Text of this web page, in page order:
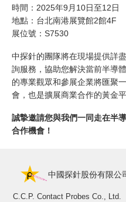
時間：2025年9月10日至12日
地點：台北南港展覽館2館4F
展位號：S7530
中探針的團隊將在現場提供詳
詢服務，協助您解決當前半導
的專業觀眾和參展企業將匯聚
會，也是擴展商業合作的黃金平
誠摯邀請您與我們一同走在半
合作機會！
中國探針股份有限公
C.C.P. Contact Probes Co., Ltd.